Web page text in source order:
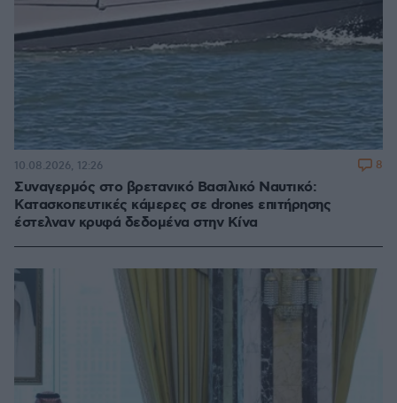
Συναγερμός στο βρετανικό Βασιλικό Ναυτικό:
Κατασκοπευτικές κάμερες σε drones επιτήρησης
έστελναν κρυφά δεδομένα στην Κίνα
10.08.2026, 12:26 8